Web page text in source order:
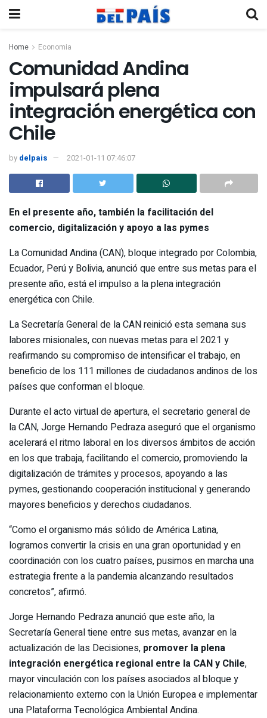
Home Economia
Comunidad Andina
impulsará plena
integración energética con
Chile
by delpais 2021-01-11 07:46:07
En el presente año, también la facilitación del
comercio, digitalización y apoyo a las pymes
La Comunidad Andina (CAN), bloque integrado por Colombia,
Ecuador, Perú y Bolivia, anunció que entre sus metas para el
presente año, está el impulso a la plena integración
energética con Chile.
La Secretaría General de la CAN reinició esta semana sus
labores misionales, con nuevas metas para el 2021 y
reafirmando su compromiso de intensificar el trabajo, en
beneficio de los 111 millones de ciudadanos andinos de los
países que conforman el bloque.
Durante el acto virtual de apertura, el secretario general de
la CAN, Jorge Hernando Pedraza aseguró que el organismo
acelerará el ritmo laboral en los diversos ámbitos de acción
en los que trabaja, facilitando el comercio, promoviendo la
digitalización de trámites y procesos, apoyando a las
pymes, gestionando cooperación institucional y generando
mayores beneficios y derechos ciudadanos.
“Como el organismo más sólido de América Latina,
logramos convertir la crisis en una gran oportunidad y en
coordinación con los cuatro países, pusimos en marcha una
estrategia frente a la pandemia alcanzando resultados
concretos”, afirmó.
Jorge Hernando Pedraza anunció que este año, la
Secretaría General tiene entre sus metas, avanzar en la
actualización de las Decisiones, promover la plena
integración energética regional entre la CAN y Chile,
mayor vinculación con los países asociados al bloque y
relacionamiento externo con la Unión Europea e implementar
una Plataforma Tecnológica Ambiental Andina.